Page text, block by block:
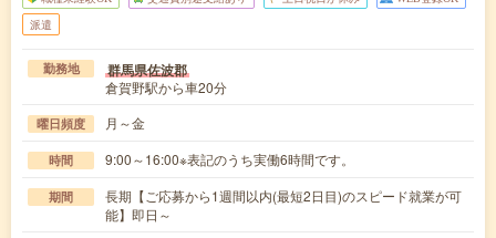
派遣
勤務地 群馬県佐波郡
倉賀野駅から車20分
曜日頻度 月～金
時間 9:00～16:00※表記のうち実働6時間です。
期間
長期【ご応募から1週間以内(最短2日目)のスピード就業が可
能】即日～